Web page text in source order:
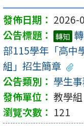
2026-
轉知
部115學年「高中
組」招生簡章
學生
教學組
121